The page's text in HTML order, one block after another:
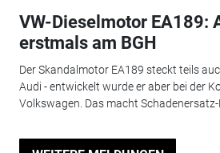
VW-Dieselmotor EA189:
erstmals am BGH
Der Skandalmotor EA189 steckt teils
Audi - entwickelt wurde er aber bei der
Volkswagen. Das macht Schadenersatz-